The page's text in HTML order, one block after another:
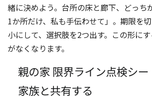
緒に決めよう。台所の床と廊下、どっち
1か所だけ、私も手伝わせて」。期限を
小にして、選択肢を2つ出す。この形に
がなくなります。
親の家 限界ライン点検シ
家族と共有する